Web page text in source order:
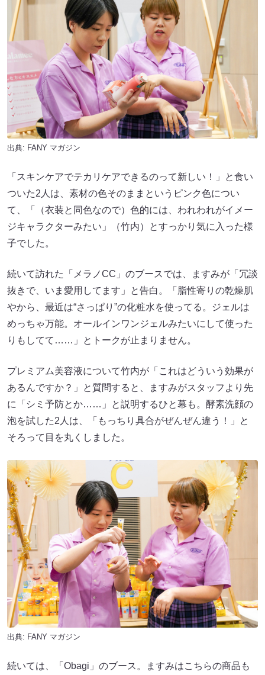
出典: FANY マガジン
「スキンケアでテカリケアできるのって新しい！」と食い
ついた2人は、素材の色そのままというピンク色につい
て、「（衣装と同色なので）色的には、われわれがイメー
ジキャラクターみたい」（竹内）とすっかり気に入った様
子でした。
続いて訪れた「メラノCC」のブースでは、ますみが「冗談
抜きで、いま愛用してます」と告白。「脂性寄りの乾燥肌
やから、最近は“さっぱり”の化粧水を使ってる。ジェルは
めっちゃ万能。オールインワンジェルみたいにして使った
りもしてて……」とトークが止まりません。
プレミアム美容液について竹内が「これはどういう効果が
あるんですか？」と質問すると、ますみがスタッフより先
に「シミ予防とか……」と説明するひと幕も。酵素洗顔の
泡を試した2人は、「もっちり具合がぜんぜん違う！」と
そろって目を丸くしました。
出典: FANY マガジン
続いては、「Obagi」のブース。ますみはこちらの商品も